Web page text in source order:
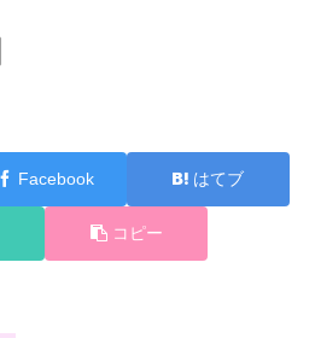
Facebook はてブ
コピー